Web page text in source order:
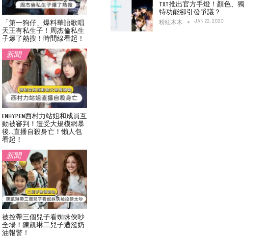
TXT推出官方手燈！顏色、獨
特功能卻引發爭議？
粉紅木木 JAN 22, 2020
「第一狗仔」爆料華語歌唱
天王有私生子！周杰倫私生
子爆了熱搜！時間線看起！
新聞
ENHYPEN西村力站姐和成員互
動被審判！遭受大規模網暴
後…直播自殺身亡！懶人包
看起！
新聞
被控帶三個兒子看蜘蛛俠吵
全場！陳凱琳二兒子遭潑奶
油報警！